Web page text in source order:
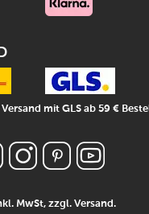
MwSt, zzgl.Versand.
mit GLS ab 59 €